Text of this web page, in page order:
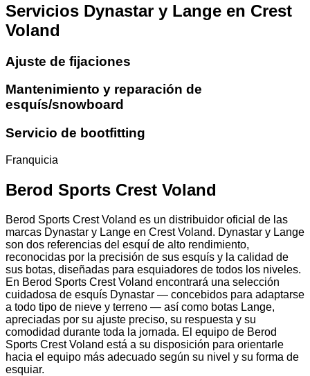
Servicios Dynastar y Lange en Crest
Voland
Ajuste de fijaciones
Mantenimiento y reparación de
esquís/snowboard
Servicio de bootfitting
Franquicia
Berod Sports Crest Voland
Berod Sports Crest Voland es un distribuidor oficial de las
marcas Dynastar y Lange en Crest Voland. Dynastar y Lange
son dos referencias del esquí de alto rendimiento,
reconocidas por la precisión de sus esquís y la calidad de
sus botas, diseñadas para esquiadores de todos los niveles.
En Berod Sports Crest Voland encontrará una selección
cuidadosa de esquís Dynastar — concebidos para adaptarse
a todo tipo de nieve y terreno — así como botas Lange,
apreciadas por su ajuste preciso, su respuesta y su
comodidad durante toda la jornada. El equipo de Berod
Sports Crest Voland está a su disposición para orientarle
hacia el equipo más adecuado según su nivel y su forma de
esquiar.